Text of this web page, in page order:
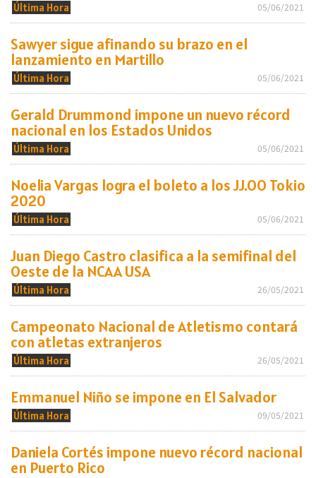
Última Hora 05/06/2021
Sawyer sigue afinando su brazo en el
lanzamiento en Martillo
Última Hora 05/06/2021
Gerald Drummond impone un nuevo récord
nacional en los Estados Unidos
Última Hora 05/06/2021
Noelia Vargas logra el boleto a los JJ.OO Tokio
2020
Última Hora 05/06/2021
Juan Diego Castro clasifica a la semifinal del
Oeste de la NCAA USA
Última Hora 26/05/2021
Campeonato Nacional de Atletismo contará
con atletas extranjeros
Última Hora 26/05/2021
Emmanuel Niño se impone en El Salvador
Última Hora 09/05/2021
Daniela Cortés impone nuevo récord nacional
en Puerto Rico